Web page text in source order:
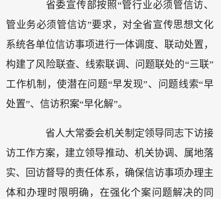
省委宣传部按照“管行业必须管信访、
管业务必须管信访”要求，对全省宣传思想文化
系统各单位信访事项进行一体调度、联动处置，
构建了风险联查、线索联调、问题联处的“三联”
工作机制，使潜在问题“早发现”、问题线索“早
处置”、信访积案“早化解”。
省人大常委会机关制定领导同志下访接
访工作方案，建立领导推动、机关协调、属地落
实、回访督导的责任体系，确保信访事项办理主
体和办理时限明确，在强化个案问题解决的同